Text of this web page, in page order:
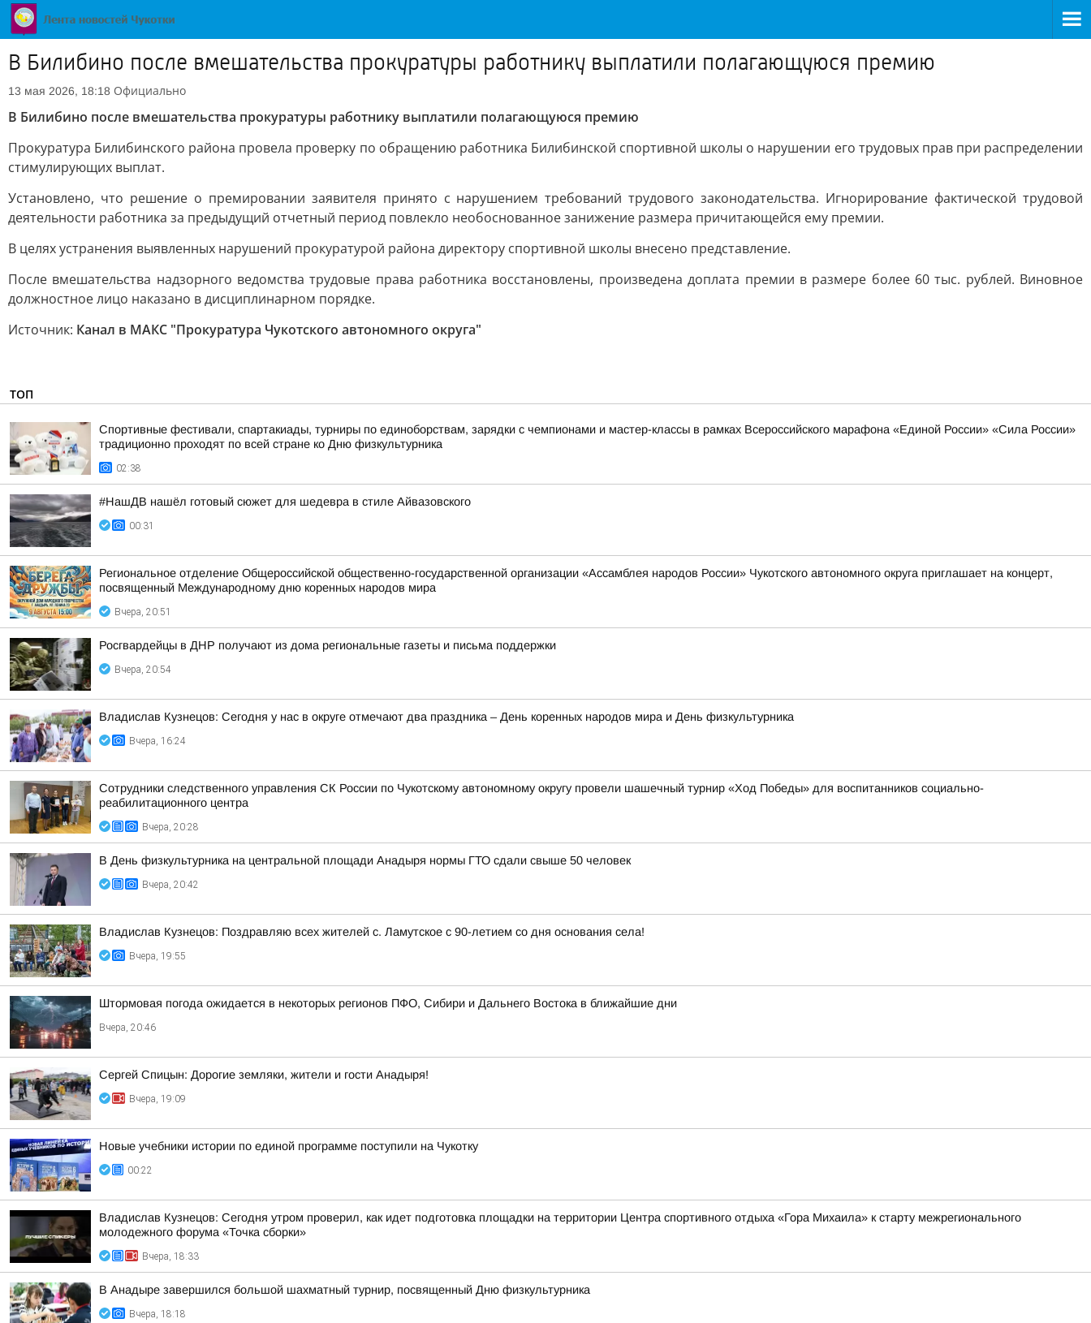
В Билибино после вмешательства прокуратуры работнику выплатили полагающуюся премию
13 мая 2026, 18:18 Официально
В Билибино после вмешательства прокуратуры работнику выплатили полагающуюся премию
Прокуратура Билибинского района провела проверку по обращению работника Билибинской спортивной школы о нарушении его трудовых прав при распределении
стимулирующих выплат.
Установлено, что решение о премировании заявителя принято с нарушением требований трудового законодательства. Игнорирование фактической трудовой
деятельности работника за предыдущий отчетный период повлекло необоснованное занижение размера причитающейся ему премии.
В целях устранения выявленных нарушений прокуратурой района директору спортивной школы внесено представление.
После вмешательства надзорного ведомства трудовые права работника восстановлены, произведена доплата премии в размере более 60 тыс. рублей. Виновное
должностное лицо наказано в дисциплинарном порядке.
Источник: Канал в МАКС "Прокуратура Чукотского автономного округа"
ТОП
Спортивные фестивали, спартакиады, турниры по единоборствам, зарядки с чемпионами и мастер-классы в рамках Всероссийского марафона «Единой России» «Сила России»
традиционно проходят по всей стране ко Дню физкультурника
02:38
#НашДВ нашёл готовый сюжет для шедевра в стиле Айвазовского
00:31
Региональное отделение Общероссийской общественно-государственной организации «Ассамблея народов России» Чукотского автономного округа приглашает на концерт,
посвященный Международному дню коренных народов мира
Вчера, 20:51
Росгвардейцы в ДНР получают из дома региональные газеты и письма поддержки
Вчера, 20:54
Владислав Кузнецов: Сегодня у нас в округе отмечают два праздника – День коренных народов мира и День физкультурника
Вчера, 16:24
Сотрудники следственного управления СК России по Чукотскому автономному округу провели шашечный турнир «Ход Победы» для воспитанников социально-
реабилитационного центра
Вчера, 20:28
В День физкультурника на центральной площади Анадыря нормы ГТО сдали свыше 50 человек
Вчера, 20:42
Владислав Кузнецов: Поздравляю всех жителей с. Ламутское с 90-летием со дня основания села!
Вчера, 19:55
Штормовая погода ожидается в некоторых регионов ПФО, Сибири и Дальнего Востока в ближайшие дни
Вчера, 20:46
Сергей Спицын: Дорогие земляки, жители и гости Анадыря!
Вчера, 19:09
Новые учебники истории по единой программе поступили на Чукотку
00:22
Владислав Кузнецов: Сегодня утром проверил, как идет подготовка площадки на территории Центра спортивного отдыха «Гора Михаила» к старту межрегионального
молодежного форума «Точка сборки»
Вчера, 18:33
В Анадыре завершился большой шахматный турнир, посвященный Дню физкультурника
Вчера, 18:18